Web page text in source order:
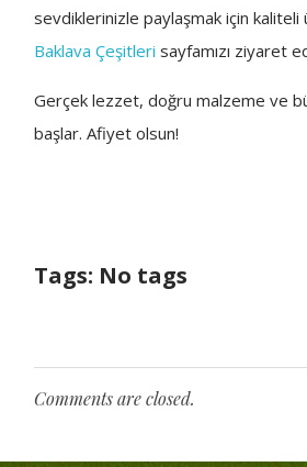
sevdiklerinizle paylaşmak için
Baklava Çeşitleri sayfamızı ziyaret
Gerçek lezzet, doğru malzeme ve
başlar. Afiyet olsun!
Tags: No tags
Comments are closed.